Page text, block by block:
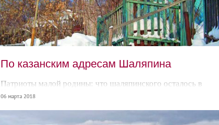
По казанским адресам Шаляпина
Патриоты малой родины: что шаляпинского осталось в
Казани?
06 марта 2018